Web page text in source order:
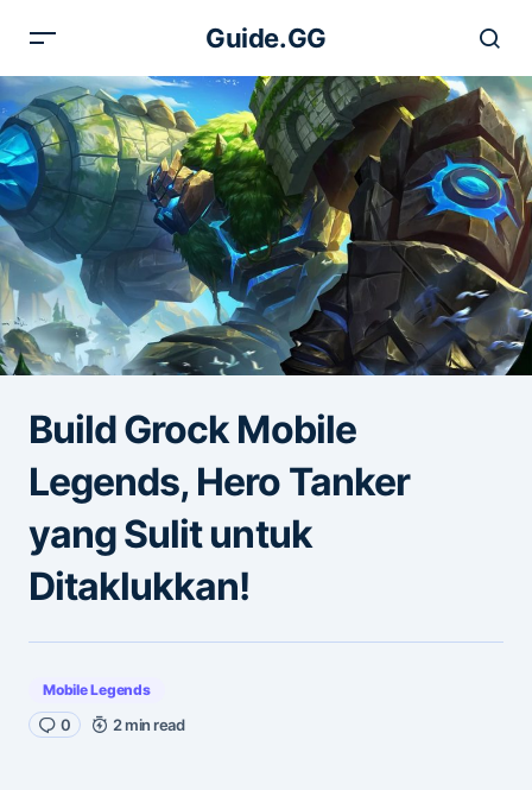
Guide.GG
Build Grock Mobile
Legends, Hero Tanker
yang Sulit untuk
Ditaklukkan!
Mobile Legends
0 2 min read